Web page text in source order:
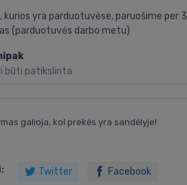
kurios yra parduotuvėse, paruošime per 3
(parduotuvės darbo metu)
būti patikslinta
galioja, kol prekės yra sandėlyje!
Twitter Facebook